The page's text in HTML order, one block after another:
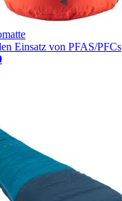
Einsatz von PFAS/PFCs